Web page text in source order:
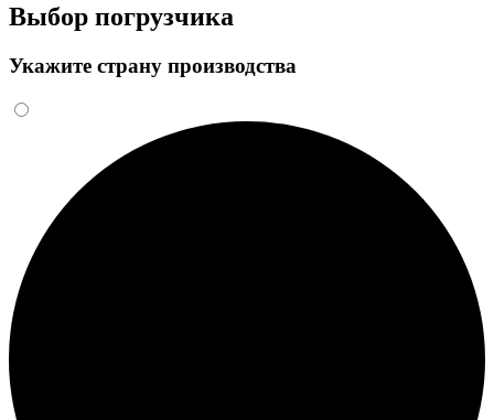
Выбор погрузчика
Укажите страну производства